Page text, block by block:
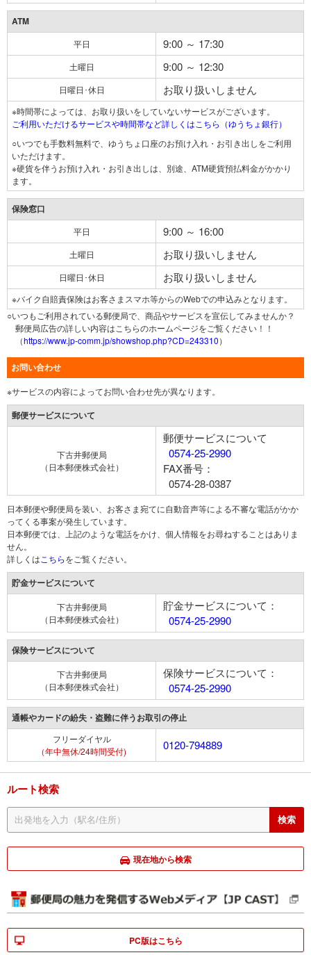
ATM
平日 9:00 ～ 17:30
土曜日 9:00 ～ 12:30
日曜日･休日 お取り扱いしません
※時間帯によっては、お取り扱いをしていないサービスがございます。
ご利用いただけるサービスや時間帯など詳しくはこちら（ゆうちょ銀行）
○いつでも手数料無料で、ゆうちょ口座のお預け入れ・お引き出しをご利用
いただけます。
※硬貨を伴うお預け入れ・お引き出しは、別途、ATM硬貨預払料金がかかり
ます。
保険窓口
平日 9:00 ～ 16:00
土曜日 お取り扱いしません
日曜日･休日 お取り扱いしません
※バイク自賠責保険はお客さまスマホ等からのWebでの申込みとなります。
○いつもご利用されている郵便局で、商品やサービスを宣伝してみませんか？
郵便局広告の詳しい内容はこちらのホームページをご覧ください！！
（https://www.jp-comm.jp/showshop.php?CD=243310）
お問い合わせ
※サービスの内容によってお問い合わせ先が異なります。
郵便サービスについて
下古井郵便局
（日本郵便株式会社）
郵便サービスについて
0574-25-2990
FAX番号：
0574-28-0387
日本郵便や郵便局を装い、お客さま宛てに自動音声等による不審な電話がかか
ってくる事案が発生しています。
日本郵便では、上記のような電話をかけ、個人情報をお尋ねすることはありま
せん。
詳しくは こちらをご覧ください。
貯金サービスについて
下古井郵便局
（日本郵便株式会社）
貯金サービスについて：
0574-25-2990
保険サービスについて
下古井郵便局
（日本郵便株式会社）
保険サービスについて：
0574-25-2990
通帳やカードの紛失・盗難に伴うお取引の停止
フリーダイヤル
（年中無休/24時間受付)
0120-794889
ルート検索
現在地から検索
PC版はこちら